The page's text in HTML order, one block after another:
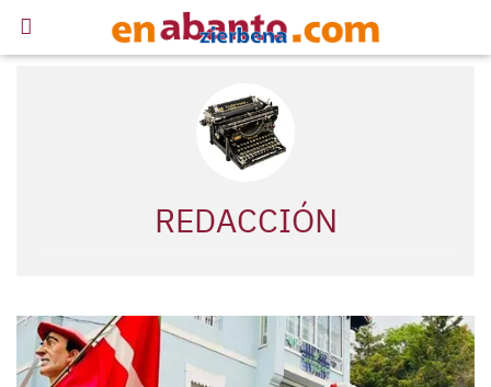
REDACCIÓN